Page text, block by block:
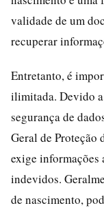
validade de um
recuperar
Entretanto, é
ilimitada. Devido
segurança de
Geral de Proteção
exige informações
indevidos.
de nascimento,